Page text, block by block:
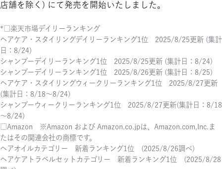
店舗を除く) にて発売を開始いたしました。
*□楽天市場デイリーランキング
ヘアケア・スタイリングデイリーランキング1位 2025/8/25更新 (集計
日：8/24)
シャンプーデイリーランキング1位 2025/8/25更新 (集計日：8/24)
シャンプーデイリーランキング1位 2025/8/26更新 (集計日：8/25)
ヘアケア・スタイリングウィークリーランキング1位 2025/8/27更新
(集計日：8/18～8/24)
シャンプーウィークリーランキング1位 2025/8/27更新(集計日：8/18
～8/24)
□Amazon ※Amazon および Amazon.co.jpは、Amazon.com,Inc.ま
たはその関連会社の商標です。
ヘアオイルカテゴリー 新着ランキング1位 (2025/8/26調べ)
ヘアケアトラベルセットカテゴリー 新着ランキング1位 (2025/8/28